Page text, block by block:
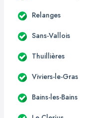
Relanges
Sans-Vallois
Thuillières
Viviers-le-Gras
Bains-les-Bains